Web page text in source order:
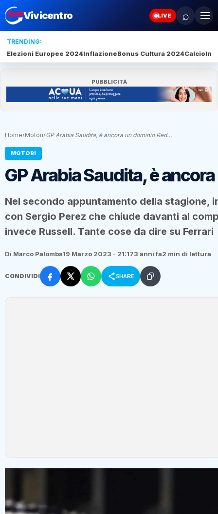
Vivicentro LIVE ⌕
TRENDING:
Elezioni Europee 2024InflazioneBonus Cultura 2024Calcio
PUBBLICITÀ
Home›Motori›GP Arabia Saudita, è ancora un dominio Red…
MOTORI
GP Arabia Saudita, è
Nel secondo appuntamento della stagione,
con Sergio Perez che chiude davanti al
invece Russell. Tante cose da dire su Ferrari
Di Marco Palomba19 Marzo 2023 - 21:173 anni fa2 min di lettura
CONDIVIDI SHARE